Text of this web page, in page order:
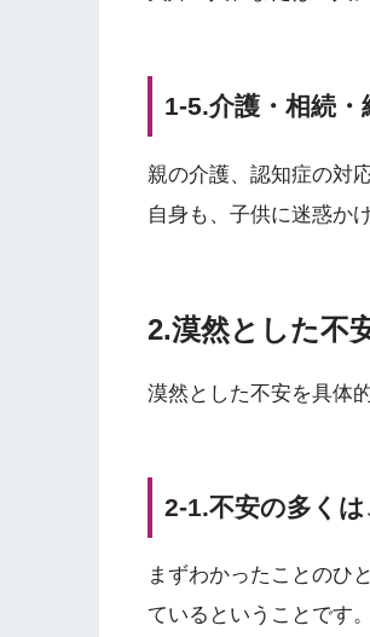
1-5.介護・相続・
親の介護、認知症の対
自身も、子供に迷惑か
2.漠然とした不
漠然とした不安を具体
2-1.不安の多くは
まずわかったことのひ
ているということです。